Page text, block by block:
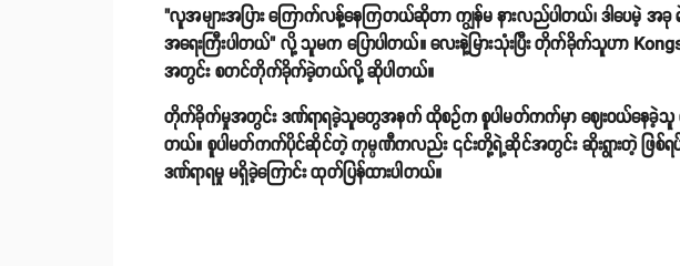
"လူအများအပြား ကြောက်လန့်နေကြတယ်ဆိုတာ ကျွန်မ နားလည်ပါတယ်၊ ဒါပေမဲ့
အရေးကြီးပါတယ်" လို့ သူမက ပြောပါတယ်။ လေးနဲ့မြားသုံးပြီး တိုက်ခိုက်သူဟာ
အတွင်း စတင်တိုက်ခိုက်ခဲ့တယ်လို့ ဆိုပါတယ်။
တိုက်ခိုက်မှုအတွင်း ဒဏ်ရာရခဲ့သူတွေအနက် ထိုစဥ်က စူပါမတ်ကက်မှာ ဈေးဝယ်နေခဲ့သူ တာ
တယ်။ စူပါမတ်ကက်ပိုင်ဆိုင်တဲ့ ကုမ္ပဏီကလည်း ၎င်းတို့ရဲ့ဆိုင်အတွင်း ဆိုးရွားတဲ့ ဖြစ်ရပ်တ
ဒဏ်ရာရမှု မရှိခဲ့ကြောင်း ထုတ်ပြန်ထားပါတယ်။